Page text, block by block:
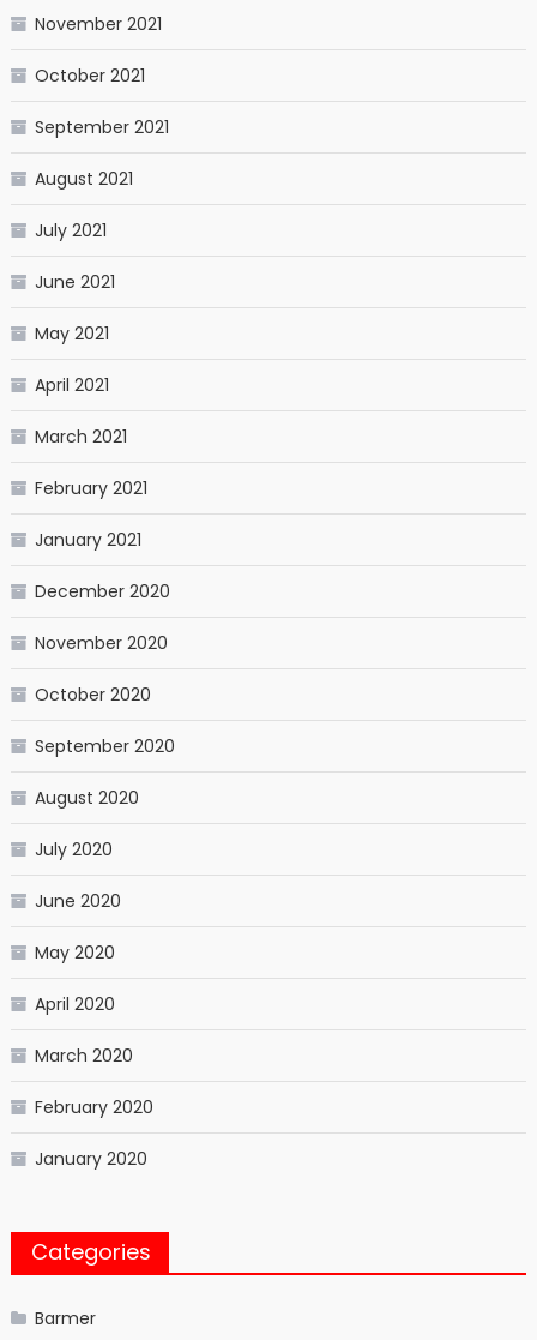
November 2021
October 2021
September 2021
August 2021
July 2021
June 2021
May 2021
April 2021
March 2021
February 2021
January 2021
December 2020
November 2020
October 2020
September 2020
August 2020
July 2020
June 2020
May 2020
April 2020
March 2020
February 2020
January 2020
Categories
Barmer